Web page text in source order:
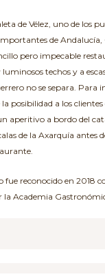
de Vélez, uno de los
de
pero impecable
techos y a
no se separa. Para
posibilidad a los
aperitivo a bordo del
de la Axarquía antes
fue reconocido en 2018
la Academia